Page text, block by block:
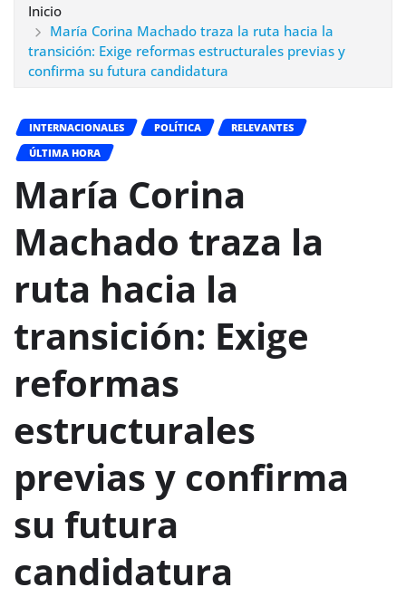
Inicio
María Corina Machado traza la ruta hacia la
transición: Exige reformas estructurales previas y
confirma su futura candidatura
INTERNACIONALES POLÍTICA
RELEVANTES
ÚLTIMA HORA
María Corina
Machado traza la
ruta hacia la
transición: Exige
reformas
estructurales
previas y confirma
su futura
candidatura